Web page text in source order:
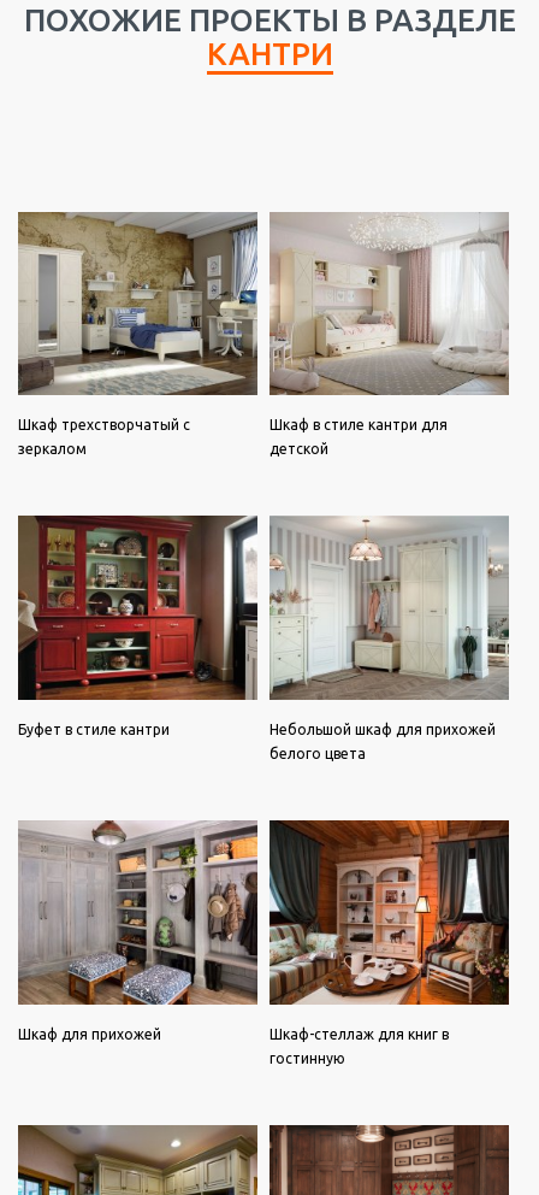
ПОХОЖИЕ ПРОЕКТЫ В РАЗДЕЛЕ
КАНТРИ
Шкаф трехстворчатый с
зеркалом
Шкаф в стиле кантри для
детской
Буфет в стиле кантри
Небольшой шкаф для прихожей
белого цвета
Шкаф для прихожей
Шкаф-стеллаж для книг в
гостинную